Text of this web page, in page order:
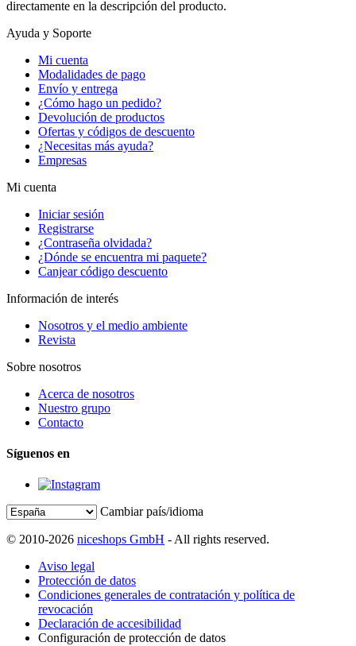
directamente en la descripción del producto.
Ayuda y Soporte
Mi cuenta
Modalidades de pago
Envío y entrega
¿Cómo hago un pedido?
Devolución de productos
Ofertas y códigos de descuento
¿Necesitas más ayuda?
Empresas
Mi cuenta
Iniciar sesión
Registrarse
¿Contraseña olvidada?
¿Dónde se encuentra mi paquete?
Canjear código descuento
Información de interés
Nosotros y el medio ambiente
Revista
Sobre nosotros
Acerca de nosotros
Nuestro grupo
Contacto
Síguenos en
Cambiar país/idioma
© 2010-2026 niceshops GmbH - All rights reserved.
Aviso legal
Protección de datos
Condiciones generales de contratación y política de
revocación
Declaración de accesibilidad
Configuración de protección de datos